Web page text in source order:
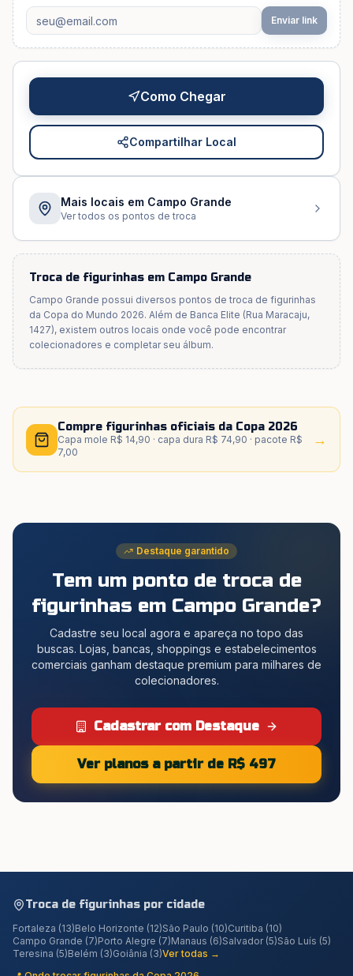
Enviar link
Como Chegar
Compartilhar Local
Mais locais em Campo Grande
Ver todos os pontos de troca
Troca de figurinhas em Campo Grande
Campo Grande possui diversos pontos de troca de figurinhas
da Copa do Mundo 2026. Além de Banca Elite (Rua Maracaju,
1427), existem outros locais onde você pode encontrar
colecionadores e completar seu álbum.
Compre figurinhas oficiais da Copa 2026
Capa mole R$ 14,90 · capa dura R$ 74,90 · pacote R$
7,00
→
Destaque garantido
Tem um ponto de troca de
figurinhas em Campo Grande?
Cadastre seu local agora e apareça no topo das
buscas. Lojas, bancas, shoppings e estabelecimentos
comerciais ganham destaque premium para milhares de
colecionadores.
Cadastrar com Destaque
Ver planos a partir de R$ 497
Troca de figurinhas por cidade
Fortaleza (13)Belo Horizonte (12)São Paulo (10)Curitiba (10)
Campo Grande (7)Porto Alegre (7)Manaus (6)Salvador(5)São Luís (5)
Teresina (5)Belém (3)Goiânia (3)Ver todas →